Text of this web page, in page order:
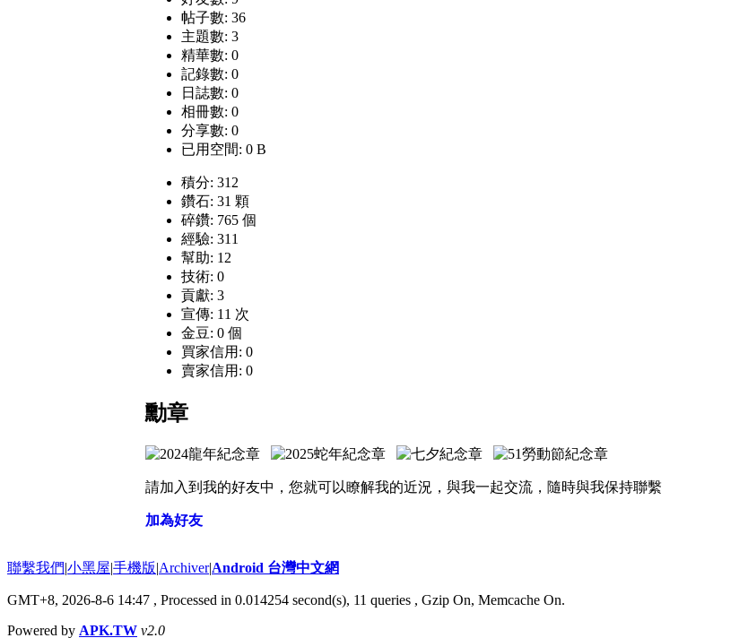
帖子數: 36
主題數: 3
精華數: 0
記錄數: 0
日誌數: 0
相冊數: 0
分享數: 0
已用空間: 0 B
積分: 312
鑽石: 31 顆
碎鑽: 765 個
經驗: 311
幫助: 12
技術: 0
貢獻: 3
宣傳: 11 次
金豆: 0 個
買家信用: 0
賣家信用: 0
勳章
請加入到我的好友中，您就可以瞭解我的近況，與我一起交流，隨時與我保持聯繫
加為好友
聯繫我們|小黑屋|手機版|Archiver|Android 台灣中文網
GMT+8, 2026-8-6 14:47 , Processed in 0.014254 second(s), 11 queries , Gzip On, Memcache On.
Powered by APK.TW v2.0